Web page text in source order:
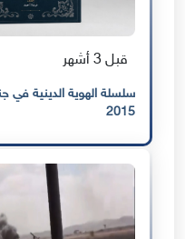
قبل 3 أشهر
سلسلة الهوية الدينية
2015